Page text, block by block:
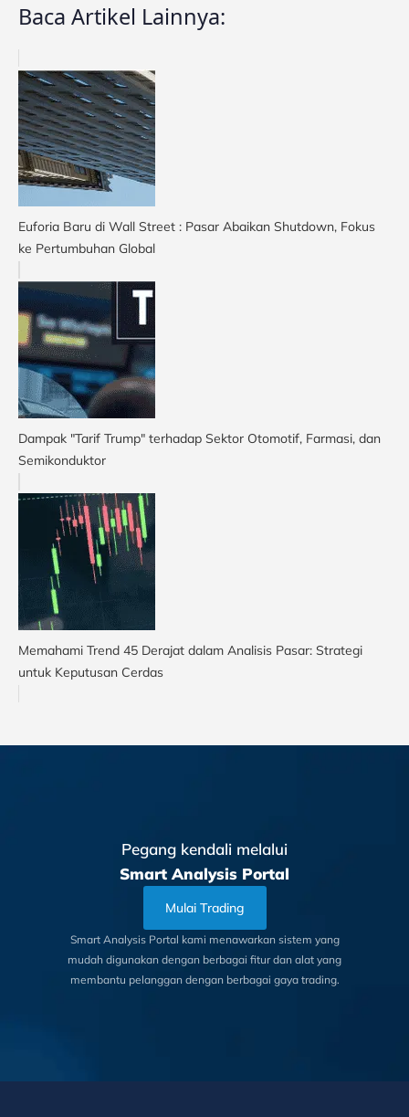
Baca Artikel Lainnya:
Euforia Baru di Wall Street : Pasar Abaikan Shutdown, Fokus
ke Pertumbuhan Global
Dampak "Tarif Trump" terhadap Sektor Otomotif, Farmasi, dan
Semikonduktor
Memahami Trend 45 Derajat dalam Analisis Pasar: Strategi
untuk Keputusan Cerdas
Pegang kendali melalui
Smart Analysis Portal
Mulai Trading
Smart Analysis Portal kami menawarkan sistem yang
mudah digunakan dengan berbagai fitur dan alat yang
membantu pelanggan dengan berbagai gaya trading.